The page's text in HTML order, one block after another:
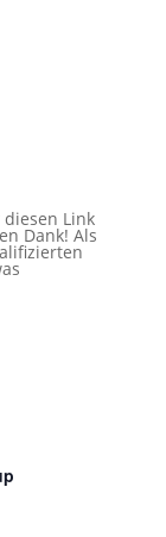
Link
Dank! Als